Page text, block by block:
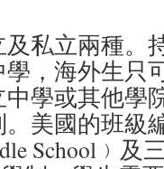
私立兩種。
，海外生只
學或其他學
美國的班級
School﹚及